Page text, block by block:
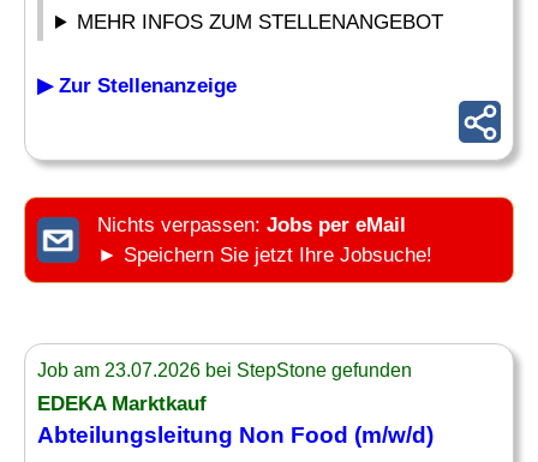
MEHR INFOS ZUM STELLENANGEBOT
▶ Zur Stellenanzeige
Nichts verpassen: Jobs per eMail
► Speichern Sie jetzt Ihre Jobsuche!
Job am 23.07.2026 bei StepStone gefunden
EDEKA Marktkauf
Abteilungsleitung Non Food (m/w/d)